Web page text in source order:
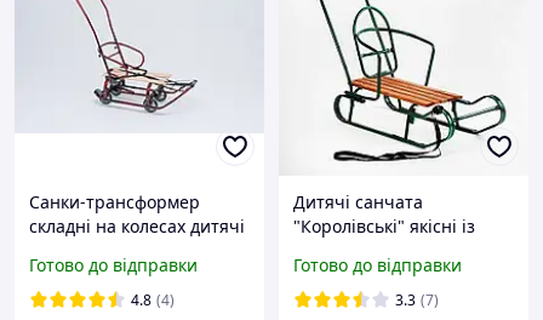
Санки-трансформер
складні на колесах дитячі
штовхачем бордові LUX
Готово до відправки
4.8 (4)
Дитячі санчата
"Королівські" якісні із
штовхачем Зелені
Готово до відправки
3.3 (7)